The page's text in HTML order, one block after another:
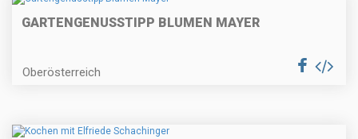
GARTENGENUSSTIPP BLUMEN MAYER
Oberösterreich